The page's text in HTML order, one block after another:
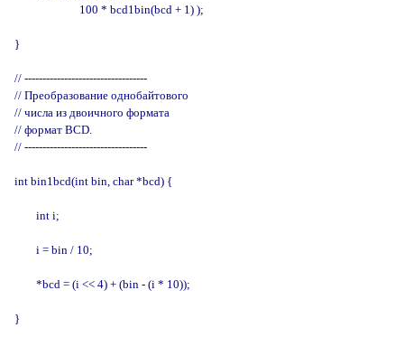
                        100 * bcd1bin(bcd + 1) );
}
// ----------------------------------
// Преобразование однобайтового
// числа из двоичного формата
// формат BCD.
// ----------------------------------
int bin1bcd(int bin, char *bcd) {
        int i;
        i = bin / 10;
        *bcd = (i << 4) + (bin - (i * 10));
}